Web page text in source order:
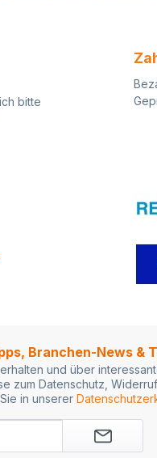
bitte
Branchen-News &
und über
zum Datenschutz,
in unserer